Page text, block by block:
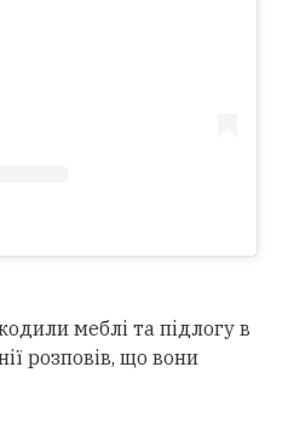
меблі та підлогу в
розповів, що вони